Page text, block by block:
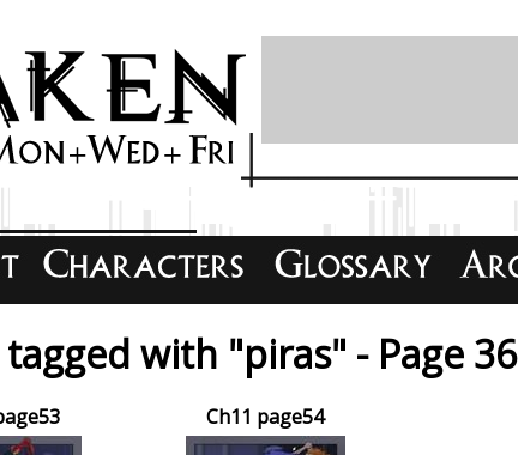
tagged with "piras" - Page 36
Ch11 page54